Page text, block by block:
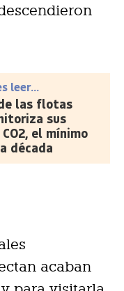
leer...
las flotas
sus
el mínimo
década
acaban